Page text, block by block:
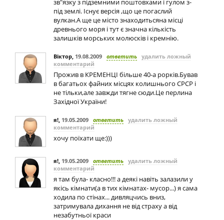
зв"язку з підземними поштовхами і гулом з-
під землі. Існує версія ,що це погаслий
вулкан.A ще це місто знаходитьсяна місці
древнього моря і тут є значна кількість
залишків морських молюсків і кремнію.
Віктор, 19.08.2009 ответить удалить ложный
комментарий
Прожив в КРЕМЕНЦІ більше 40-а рорків.Бував
в багатьох файних місцях колишнього СРСР і
не тільки,але завжди тягне сюди.Це перлина
Західної України!
я!, 19.05.2009 ответить удалить ложный
комментарий
хочу поїхати ще:)))
я!, 19.05.2009 ответить удалить ложный
комментарий
я там була- класно!!! а деякі навіть залазили у
якісь кімнати(а в тих кімнатах- мусор...) я сама
ходила по стінах... дивляцчись вниз,
затримувала дихання не від страху а від
незабутньої краси